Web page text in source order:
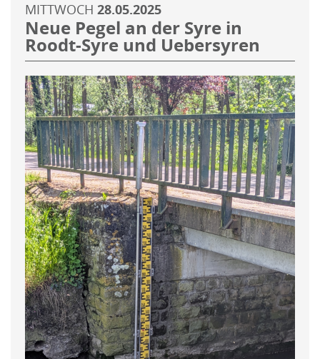
MITTWOCH 28.05.2025
Neue Pegel an der Syre in
Roodt-Syre und Uebersyren